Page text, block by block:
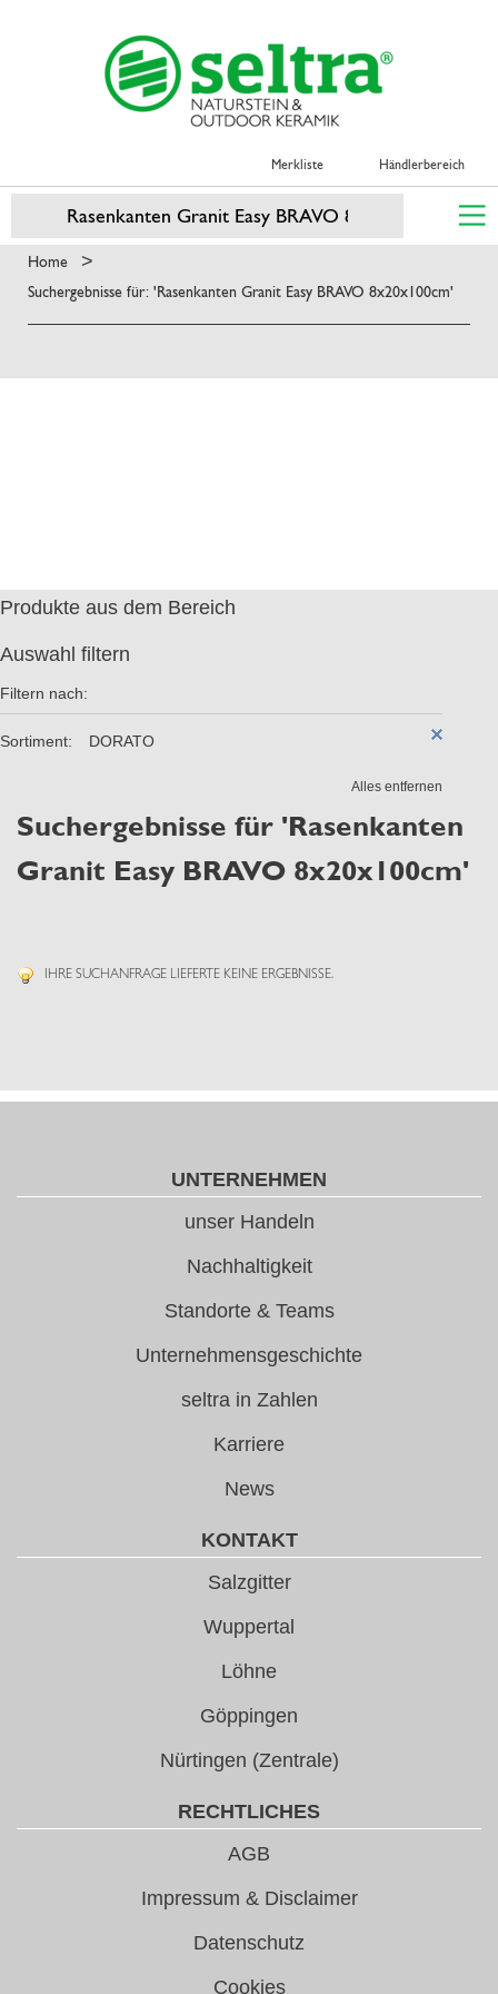
Merkliste Händlerbereich
Home >
Suchergebnisse für: 'Rasenkanten Granit Easy BRAVO 8x20x100cm'
Produkte aus dem Bereich
Auswahl filtern
Filtern nach:
Sortiment: DORATO
Alles entfernen
Suchergebnisse für 'Rasenkanten
Granit Easy BRAVO 8x20x100cm'
IHRE SUCHANFRAGE LIEFERTE KEINE ERGEBNISSE.
UNTERNEHMEN
unser Handeln
Nachhaltigkeit
Standorte & Teams
Unternehmensgeschichte
seltra in Zahlen
Karriere
News
KONTAKT
Salzgitter
Wuppertal
Löhne
Göppingen
Nürtingen (Zentrale)
RECHTLICHES
AGB
Impressum & Disclaimer
Datenschutz
Cookies